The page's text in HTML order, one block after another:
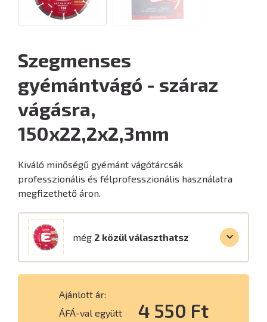
Szegmenses
gyémántvágó - száraz
vágásra,
150x22,2x2,3mm
Kiváló minőségű gyémánt vágótárcsák
professzionális és félprofesszionális használatra
megfizethető áron.
még 2 közül választhatsz
Ajánlott ár:
ÁFÁ-val együtt
4 550 Ft